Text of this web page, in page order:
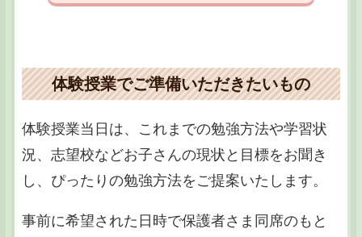
体験授業でご準備いただきたいもの
体験授業当日は、これまでの勉強方法や学習状
況、志望校などお子さんの現状と目標をお聞き
し、ぴったりの勉強方法をご提案いたします。
事前に希望された日時で保護者さま同席のもと